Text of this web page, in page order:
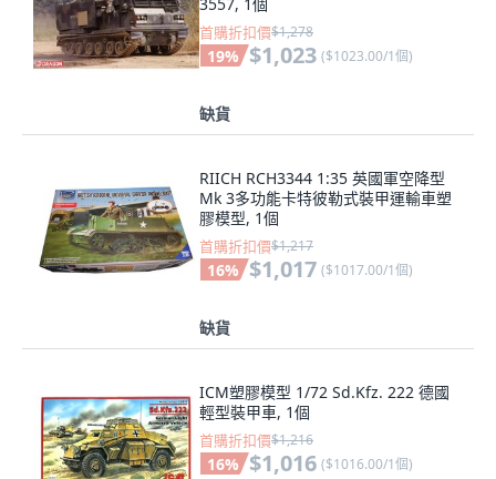
首購折扣價$1,278
19% $1,023 ($1023.00/1個)
缺貨
RIICH RCH3344 1:35 英國軍空降型
Mk 3多功能卡特彼勒式裝甲運輸車塑
膠模型, 1個
首購折扣價$1,217
16% $1,017 ($1017.00/1個)
缺貨
ICM塑膠模型 1/72 Sd.Kfz. 222 德國
輕型裝甲車, 1個
首購折扣價$1,216
16% $1,016 ($1016.00/1個)